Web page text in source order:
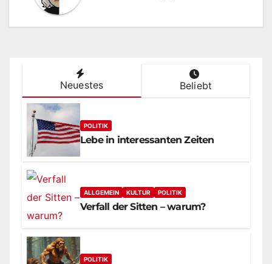
Neuestes Beliebt
POLITIK
Lebe in interessanten Zeiten
ALLGEMEIN KULTUR POLITIK
Verfall der Sitten – warum?
POLITIK